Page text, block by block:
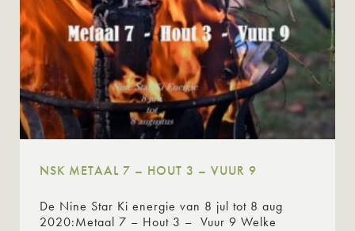
NSK METAAL 7 – HOUT 3 – VUUR 9
De Nine Star Ki energie van 8 jul tot 8 aug
2020:Metaal 7 – Hout 3 – Vuur 9 Welke